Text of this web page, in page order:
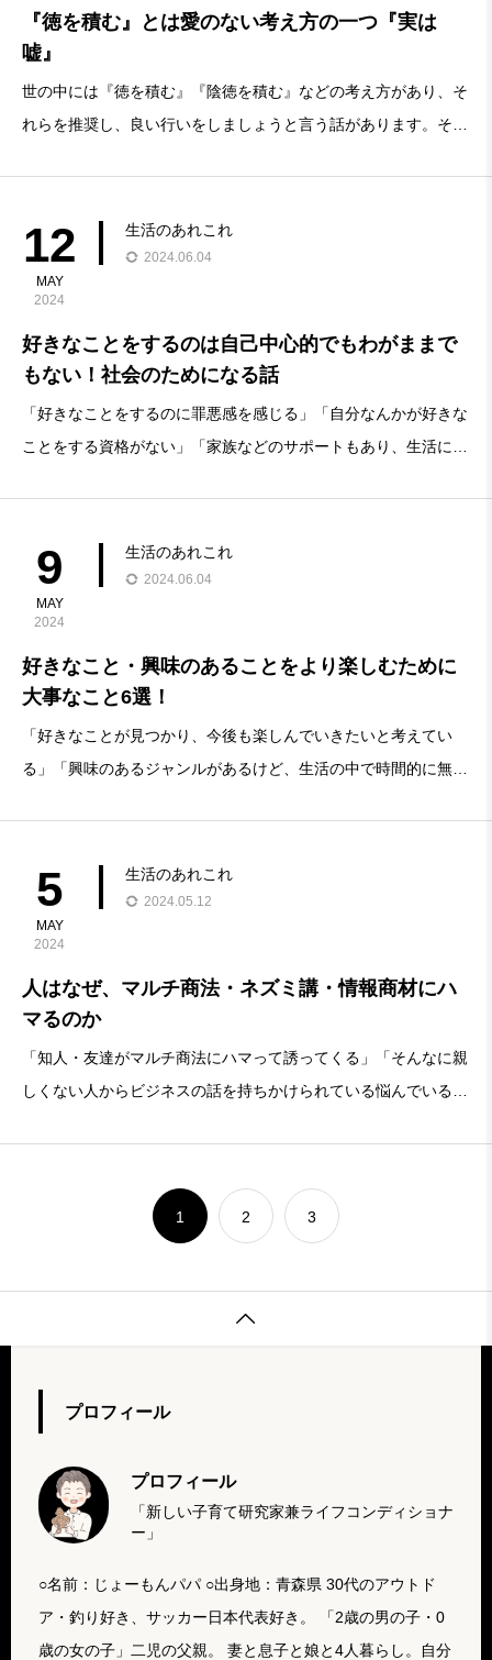
『徳を積む』とは愛のない考え方の一つ『実は
嘘』
世の中には『徳を積む』『陰徳を積む』などの考え方があり、そ
れらを推奨し、良い行いをしましょうと言う話があります。それ
返ってくるという善徳の考えは愛ではないそ
12
MAY
2024
生活のあれこれ
2024.06.04
好きなことをするのは自己中心的でもわがままで
もない！社会のためになる話
「好きなことをするのに罪悪感を感じる」「自分なんかが好きな
ことをする資格がない」「家族などのサポートもあり、生活に忙
けの記事です。&nb
9
MAY
2024
生活のあれこれ
2024.06.04
好きなこと・興味のあることをより楽しむために
大事なこと6選！
「好きなことが見つかり、今後も楽しんでいきたいと考えてい
る」「興味のあるジャンルがあるけど、生活の中で時間的に無駄
きなことや興味のあることでより人生を楽しむため
5
MAY
2024
生活のあれこれ
2024.05.12
人はなぜ、マルチ商法・ネズミ講・情報商材にハ
マるのか
「知人・友達がマルチ商法にハマって誘ってくる」「そんなに親
しくない人からビジネスの話を持ちかけられている悩んでいる」
方向けの内容です。一般的な金
1
2 3

プロフィール
プロフィール
「新しい子育て研究家兼ライフコンディショナ
ー」
○名前：じょーもんパパ ○出身地：青森県 30代のアウトド
ア・釣り好き、サッカー日本代表好き。 「2歳の男の子・0
歳の女の子」二児の父親。 妻と息子と娘と4人暮らし。自分